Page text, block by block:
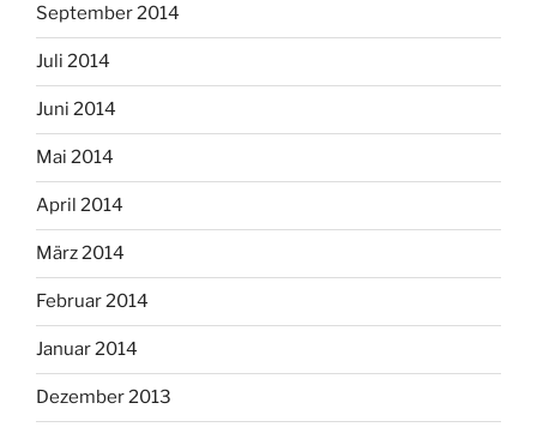
September 2014
Juli 2014
Juni 2014
Mai 2014
April 2014
März 2014
Februar 2014
Januar 2014
Dezember 2013